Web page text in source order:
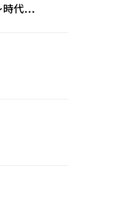
時代...